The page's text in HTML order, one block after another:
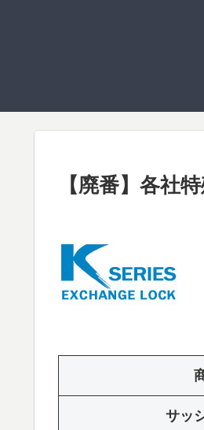
【廃番】各社
サッ